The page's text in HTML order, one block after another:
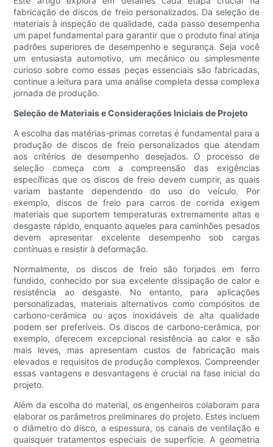
fabricação de discos de freio personalizados. Da seleção de
materiais à inspeção de qualidade, cada passo desempenha
um papel fundamental para garantir que o produto final atinja
padrões superiores de desempenho e segurança. Seja você
um entusiasta automotivo, um mecânico ou simplesmente
curioso sobre como essas peças essenciais são fabricadas,
continue a leitura para uma análise completa dessa complexa
jornada de produção.
Seleção de Materiais e Considerações Iniciais de Projeto
A escolha das matérias-primas corretas é fundamental para a
produção de discos de freio personalizados que atendam
aos critérios de desempenho desejados. O processo de
seleção começa com a compreensão das exigências
específicas que os discos de freio devem cumprir, as quais
variam bastante dependendo do uso do veículo. Por
exemplo, discos de freio para carros de corrida exigem
materiais que suportem temperaturas extremamente altas e
desgaste rápido, enquanto aqueles para caminhões pesados
​​devem apresentar excelente desempenho sob cargas
contínuas e resistir à deformação.
Normalmente, os discos de freio são forjados em ferro
fundido, conhecido por sua excelente dissipação de calor e
resistência ao desgaste. No entanto, para aplicações
personalizadas, materiais alternativos como compósitos de
carbono-cerâmica ou aços inoxidáveis ​​de alta qualidade
podem ser preferíveis. Os discos de carbono-cerâmica, por
exemplo, oferecem excepcional resistência ao calor e são
mais leves, mas apresentam custos de fabricação mais
elevados e requisitos de produção complexos. Compreender
essas vantagens e desvantagens é crucial na fase inicial do
projeto.
Além da escolha do material, os engenheiros colaboram para
elaborar os parâmetros preliminares do projeto. Estes incluem
o diâmetro do disco, a espessura, os canais de ventilação e
quaisquer tratamentos especiais de superfície. A geometria